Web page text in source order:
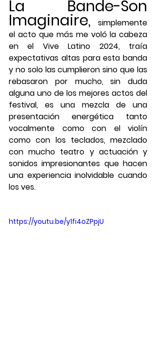
La Bande-Son
Imaginaire, simplemente
el acto que más me voló la cabeza
en el Vive Latino 2024, traía
expectativas altas para esta banda
y no solo las cumplieron sino que las
rebasaron por mucho, sin duda
alguna uno de los mejores actos del
festival, es una mezcla de una
presentación energética tanto
vocalmente como con el violín
como con los teclados, mezclado
con mucho teatro y actuación y
sonidos impresionantes que hacen
una experiencia inolvidable cuando
los ves.
https://youtu.be/y1fi4oZPpjU